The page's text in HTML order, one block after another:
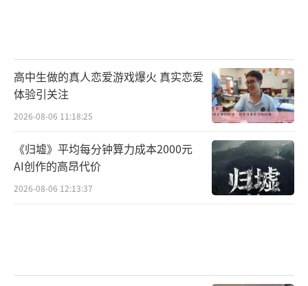
高中生做的真人恋爱游戏爆火 真实恋爱
体验引关注
2026-08-06 11:18:25
《归墟》平均每分钟算力成本2000元
AI创作的高昂代价
2026-08-06 12:13:37